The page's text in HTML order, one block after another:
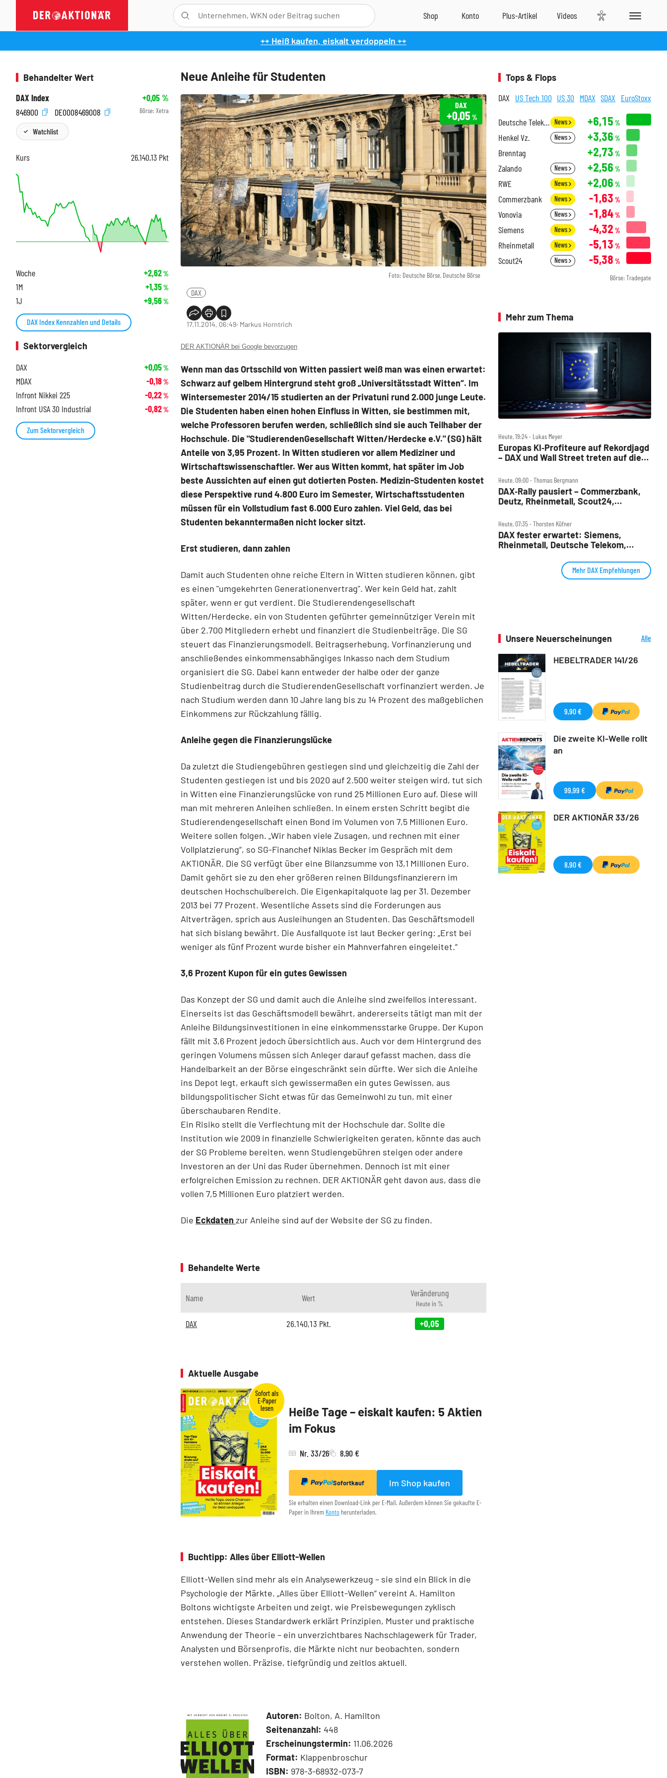
++ Heiß kaufen, eiskalt verdoppeln ++
Neue Anleihe für Studenten
Foto: Deutsche Börse, Deutsche Börse
DAX
+0,05 %
DAX
17.11.2014, 06:49‧ Markus Horntrich
DER AKTIONÄR bei Google bevorzugen
Wenn man das Ortsschild von Witten passiert weiß man was einen erwartet:
Schwarz auf gelbem Hintergrund steht groß „Universitätsstadt Witten“. Im
Wintersemester 2014/15 studierten an der Privatuni rund 2.000 junge Leute.
Die Studenten haben einen hohen Einfluss in Witten, sie bestimmen mit,
welche Professoren berufen werden, schließlich sind sie auch Teilhaber der
Hochschule. Die "StudierendenGesellschaft Witten/Herdecke e.V." (SG) hält
Anteile von 3,95 Prozent. In Witten studieren vor allem Mediziner und
Wirtschaftswissenschaftler. Wer aus Witten kommt, hat später im Job
beste Aussichten auf einen gut dotierten Posten. Medizin-Studenten kostet
diese Perspektive rund 4.800 Euro im Semester, Wirtschaftsstudenten
müssen für ein Vollstudium fast 6.000 Euro zahlen. Viel Geld, das bei
Studenten bekanntermaßen nicht locker sitzt.
Erst studieren, dann zahlen
Damit auch Studenten ohne reiche Eltern in Witten studieren können, gibt
es einen "umgekehrten Generationenvertrag". Wer kein Geld hat, zahlt
später, wenn er gut verdient. Die Studierendengesellschaft
Witten/Herdecke, ein von Studenten geführter gemeinnütziger Verein mit
über 2.700 Mitgliedern erhebt und finanziert die Studienbeiträge. Die SG
steuert das Finanzierungsmodell. Beitragserhebung, Vorfinanzierung und
anschließendes einkommensabhängiges Inkasso nach dem Studium
organisiert die SG. Dabei kann entweder der halbe oder der ganze
Studienbeitrag durch die StudierendenGesellschaft vorfinanziert werden. Je
nach Studium werden dann 10 Jahre lang bis zu 14 Prozent des maßgeblichen
Einkommens zur Rückzahlung fällig.
Anleihe gegen die Finanzierungslücke
Da zuletzt die Studiengebühren gestiegen sind und gleichzeitig die Zahl der
Studenten gestiegen ist und bis 2020 auf 2.500 weiter steigen wird, tut sich
in Witten eine Finanzierungslücke von rund 25 Millionen Euro auf. Diese will
man mit mehreren Anleihen schließen. In einem ersten Schritt begibt die
Studierendengesellschaft einen Bond im Volumen von 7,5 Millionen Euro.
Weitere sollen folgen. „Wir haben viele Zusagen, und rechnen mit einer
Vollplatzierung“, so SG-Financhef Niklas Becker im Gespräch mit dem
AKTIONÄR. Die SG verfügt über eine Bilanzsumme von 13,1 Millionen Euro.
Damit gehört sie zu den eher größeren reinen Bildungsfinanzierern im
deutschen Hochschulbereich. Die Eigenkapitalquote lag per 31. Dezember
2013 bei 77 Prozent. Wesentliche Assets sind die Forderungen aus
Altverträgen, sprich aus Ausleihungen an Studenten. Das Geschäftsmodell
hat sich bislang bewährt. Die Ausfallquote ist laut Becker gering: „Erst bei
weniger als fünf Prozent wurde bisher ein Mahnverfahren eingeleitet.“
3,6 Prozent Kupon für ein gutes Gewissen
Das Konzept der SG und damit auch die Anleihe sind zweifellos interessant.
Einerseits ist das Geschäftsmodell bewährt, andererseits tätigt man mit der
Anleihe Bildungsinvestitionen in eine einkommensstarke Gruppe. Der Kupon
fällt mit 3,6 Prozent jedoch übersichtlich aus. Auch vor dem Hintergrund des
geringen Volumens müssen sich Anleger darauf gefasst machen, dass die
Handelbarkeit an der Börse eingeschränkt sein dürfte. Wer sich die Anleihe
ins Depot legt, erkauft sich gewissermaßen ein gutes Gewissen, aus
bildungspolitischer Sicht etwas für das Gemeinwohl zu tun, mit einer
überschaubaren Rendite.
Ein Risiko stellt die Verflechtung mit der Hochschule dar. Sollte die
Institution wie 2009 in finanzielle Schwierigkeiten geraten, könnte das auch
der SG Probleme bereiten, wenn Studiengebühren steigen oder andere
Investoren an der Uni das Ruder übernehmen. Dennoch ist mit einer
erfolgreichen Emission zu rechnen. DER AKTIONÄR geht davon aus, dass die
vollen 7,5 Millionen Euro platziert werden.
Die Eckdaten zur Anleihe sind auf der Website der SG zu finden.
Behandelte Werte
Name Wert Veränderung
Heute in %
DAX 26.140,13 Pkt. +0,05
Aktuelle Ausgabe
Heiße Tage – eiskalt kaufen: 5 Aktien
im Fokus
Nr. 33/26 8,90 €
Sofortkauf Im Shop kaufen
Sie erhalten einen Download-Link per E-Mail. Außerdem können Sie gekaufte E-
Paper in Ihrem Konto herunterladen.
Buchtipp: Alles über Elliott-Wellen
Elliott-Wellen sind mehr als ein Analysewerkzeug – sie sind ein Blick in die
Psychologie der Märkte. „Alles über Elliott-Wellen“ vereint A. Hamilton
Boltons wichtigste Arbeiten und zeigt, wie Preisbewegungen zyklisch
entstehen. Dieses Standardwerk erklärt Prinzipien, Muster und praktische
Anwendung der Theorie – ein unverzichtbares Nachschlagewerk für Trader,
Analysten und Börsenprofis, die Märkte nicht nur beobachten, sondern
verstehen wollen. Präzise, tiefgründig und zeitlos aktuell.
Autoren: Bolton, A. Hamilton
Seitenanzahl: 448
Erscheinungstermin: 11.06.2026
Format: Klappenbroschur
ISBN: 978-3-68932-073-7
Behandelter Wert
DAX Index
+0,05%
846900
DE0008469008 Börse: Xetra
Watchlist
Kurs 26.140,13 Pkt
Woche +2,62%
1M +1,35%
1J +9,56%
DAX Index Kennzahlen und Details
Sektorvergleich
DAX
+0,05%
MDAX -0,18%
Infront Nikkei 225 -0,22%
Infront USA 30 Industrial -0,82%
Zum Sektorvergleich
Tops & Flops
DAX US Tech 100 US 30 MDAX SDAX EuroStoxx
Deutsche Telekom News +6,15 %
Henkel Vz. News +3,36 %
Brenntag +2,73 %
Zalando News +2,56 %
RWE News +2,06 %
Commerzbank News -1,63 %
Vonovia News -1,84%
Siemens News -4,32 %
Rheinmetall News -5,13 %
Scout24 News -5,38 %
Börse: Tradegate
Mehr zum Thema
Heute, 19:24 ‧ Lukas Meyer
Europas KI‑Profiteure auf Rekordjagd
– DAX und Wall Street treten auf die
Heute, 09:00 ‧ Thomas Bergmann
DAX‑Rally pausiert – Commerzbank,
Deutz, Rheinmetall, Scout24,
Check
Heute, 07:35 ‧ Thorsten Küfner
DAX fester erwartet: Siemens,
Rheinmetall, Deutsche Telekom,
Mehr DAX Empfehlungen
Unsere Neuerscheinungen
Alle
HEBELTRADER 141/26
9,90 €
Die zweite KI-Welle rollt
an
99,99 €
DER AKTIONÄR 33/26
8,90 €